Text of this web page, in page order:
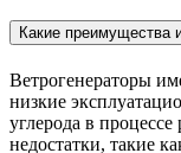
Какие преимущества
Ветрогенераторы
низкие
углерода в
недостатки, такие